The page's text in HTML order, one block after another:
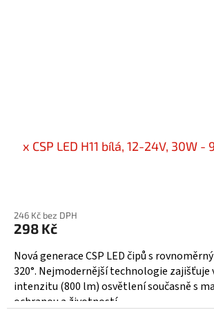
x CSP LED H11 bílá, 12-24V, 30W -
produktu
je
5,0
z
5
hvězdiček.
246 Kč bez DPH
298 Kč
Nová generace CSP LED čipů s
320°. Nejmodernější technologie zajišťuje
intenzitu (800 lm) osvětlení současně s
ochranou a životností...